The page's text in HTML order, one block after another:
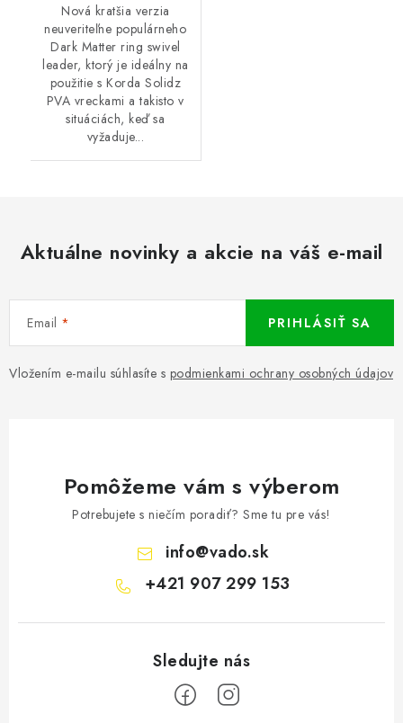
Nová kratšia verzia
neuveriteľne populárneho
Dark Matter ring swivel
leader, ktorý je ideálny na
použitie s Korda Solidz
PVA vreckami a takisto v
situáciách, keď sa
vyžaduje...
Aktuálne novinky a akcie na váš e-mail
Email
Vložením e-mailu súhlasíte s podmienkami ochrany osobných údajov
PRIHLÁSIŤ SA
Pomôžeme vám s výberom
Potrebujete s niečím poradiť? Sme tu pre vás!
info@vado.sk
+421 907 299 153